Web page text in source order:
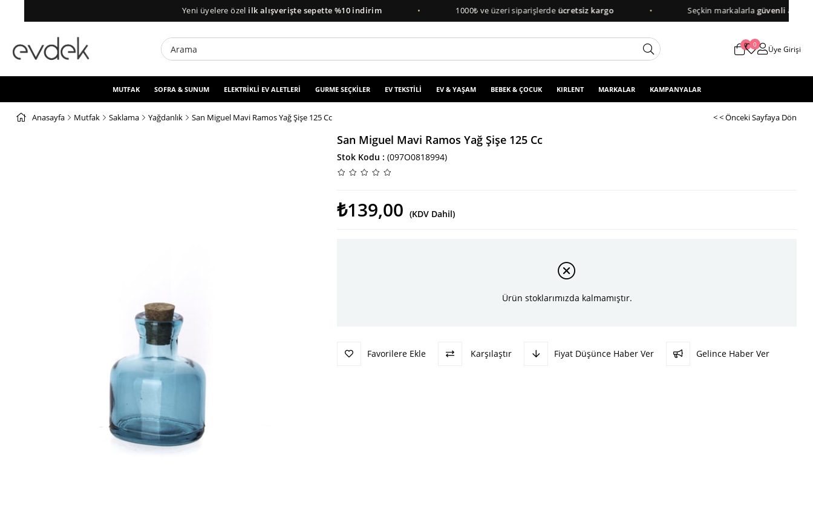
Yeni üyelere özelilk alışverişte sepette %10 indirim 1000₺ ve üzeri siparişlerdeücretsiz kargo Seçkin markalarlagüvenli alışveriş
0 0 Üye Girişi
MUTFAK SOFRA & SUNUM ELEKTRİKLİ EV ALETLERİ GURME SEÇKİLER EV TEKSTİLİ EV & YAŞAM BEBEK & ÇOCUK KIRLENT MARKALAR KAMPANYALAR
Anasayfa Mutfak Saklama Yağdanlık San Miguel Mavi Ramos Yağ Şişe 125 Cc < < Önceki Sayfaya Dön
San Miguel Mavi Ramos Yağ Şişe 125 Cc
Stok Kodu (097O0818994)
₺139,00 (KDV Dahil)
Ürün stoklarımızda kalmamıştır.
Favorilere Ekle Karşılaştır Fiyat Düşünce Haber Ver Gelince Haber Ver